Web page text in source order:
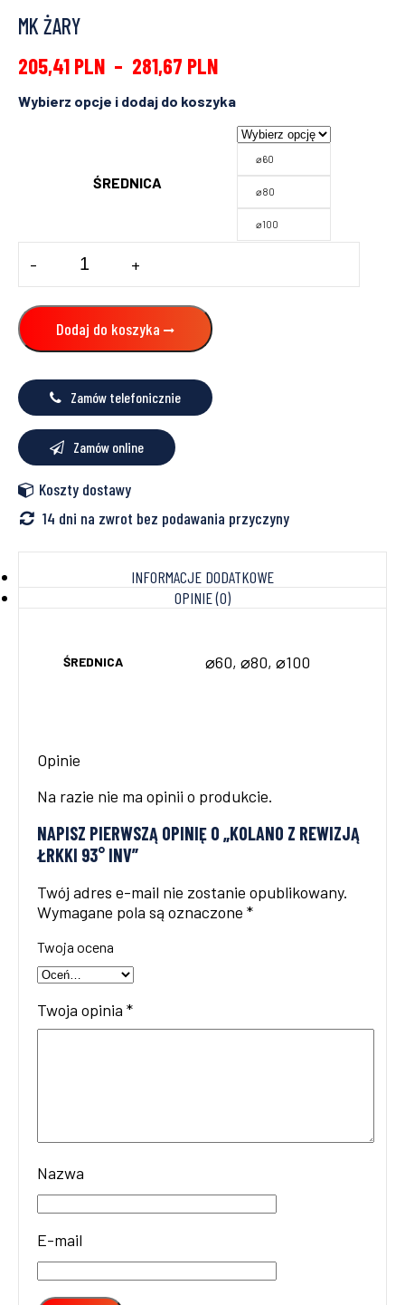
MK ŻARY
205,41 PLN – 281,67 PLN
ŚREDNICA
⌀60
⌀80
⌀100
KOLANO
Z
REWIZJĄ
ŁRKKI
93°
INV
- +
Dodaj do koszyka
Zamów telefonicznie
Zamów online
Koszty dostawy
14 dni na zwrot bez podawania przyczyny
INFORMACJE DODATKOWE
OPINIE (0)
ŚREDNICA ⌀60, ⌀80, ⌀100
Opinie
Na razie nie ma opinii o produkcie.
NAPISZ PIERWSZĄ OPINIĘ O „KOLANO Z REWIZJĄ
ŁRKKI 93° INV”
Twój adres e-mail nie zostanie opublikowany.
Wymagane pola są oznaczone *
Twoja ocena
Twoja opinia *
Nazwa
E-mail